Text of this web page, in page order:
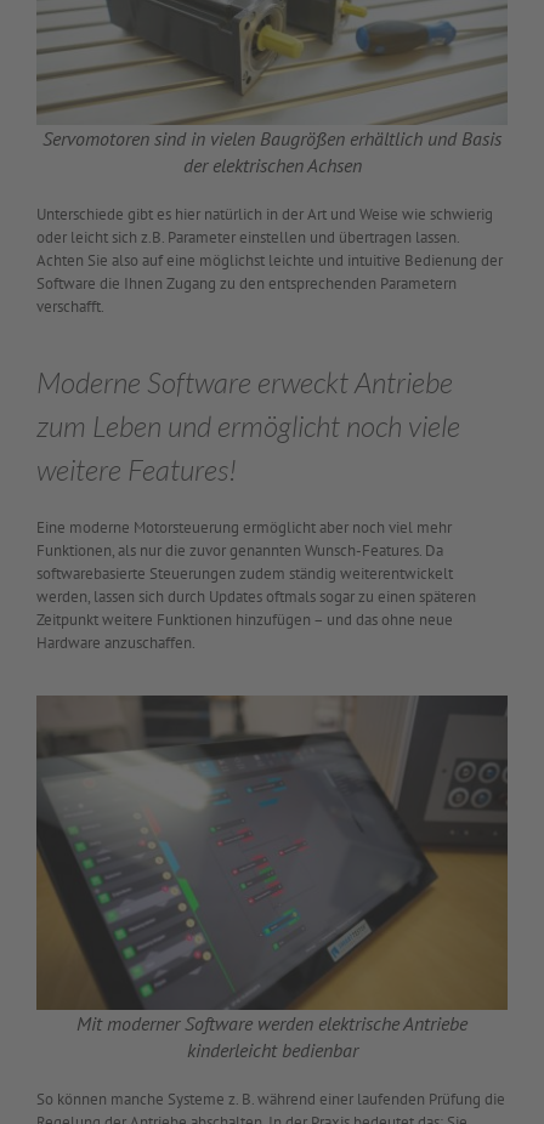
Servomotoren sind in vielen Baugrößen erhältlich und Basis
der elektrischen Achsen
Unterschiede gibt es hier natürlich in der Art und Weise wie schwierig
oder leicht sich z.B. Parameter einstellen und übertragen lassen.
Achten Sie also auf eine möglichst leichte und intuitive Bedienung der
Software die Ihnen Zugang zu den entsprechenden Parametern
verschafft.
Moderne Software erweckt Antriebe
zum Leben und ermöglicht noch viele
weitere Features!
Eine moderne Motorsteuerung ermöglicht aber noch viel mehr
Funktionen, als nur die zuvor genannten Wunsch-Features. Da
softwarebasierte Steuerungen zudem ständig weiterentwickelt
werden, lassen sich durch Updates oftmals sogar zu einen späteren
Zeitpunkt weitere Funktionen hinzufügen – und das ohne neue
Hardware anzuschaffen.
Mit moderner Software werden elektrische Antriebe
kinderleicht bedienbar
So können manche Systeme z. B. während einer laufenden Prüfung die